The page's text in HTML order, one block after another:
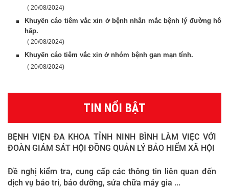
( 20/08/2024)
Khuyến cáo tiêm vắc xin ở bệnh nhân mắc bệnh lý đường hô
hấp.
( 20/08/2024)
Khuyến cáo tiêm vắc xin ở nhóm bệnh gan mạn tính.
( 20/08/2024)
TIN NỔI BẬT
BỆNH VIỆN ĐA KHOA TỈNH NINH BÌNH LÀM VIỆC VỚI
ĐOÀN GIÁM SÁT HỘI ĐỒNG QUẢN LÝ BẢO HIỂM XÃ HỘI
Đề nghị kiểm tra, cung cấp các thông tin liên quan đến
dịch vụ bảo tri, bảo dưỡng, sửa chữa máy gia ...